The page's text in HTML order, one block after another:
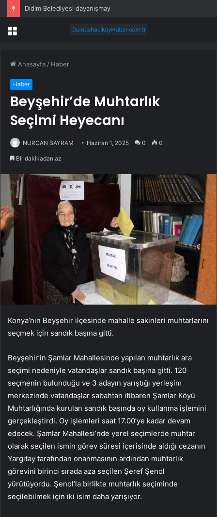
Didim Belediyesi dayanışmayı büyütüyor
Menü
Anasayfa / Haber
Haber
Beyşehir’de Muhtarlık
Seçimi Heyecanı
NURCAN BAYRAM Haziran 1, 2025 0 0
Bir dakikadan az
Konya’nın Beyşehir ilçesinde mahalle sakinleri muhtarlarını
seçmek için sandık başına gitti.
Beyşehir’in Şamlar Mahallesinde yapılan muhtarlık ara
seçimi nedeniyle vatandaşlar sandık başına gitti. 120
seçmenin bulunduğu ve 3 adayın yarıştığı yerleşim
merkezinde vatandaşlar sabahtan itibaren Şamlar Köyü
Muhtarlığında kurulan sandık başında oy kullanma işlemini
gerçekleştirdi. Oy işlemleri saat 17.00’ye kadar devam
edecek. Şamlar Mahallesi’nde yerel seçimlerde muhtar
olarak seçilen ismin görev süresi içerisinde aldığı cezanın
Yargıtay tarafından onanmasının ardından muhtarlık
görevini birinci sırada aza seçilen Şeref Şenol
yürütüyordu. Şenol’la birlikte muhtarlık seçiminde
seçilebilmek için iki isim daha yarışıyor.